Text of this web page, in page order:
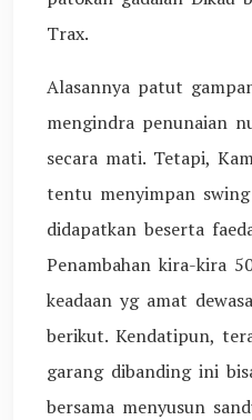
Trax.
Alasannya patut
mengindra penunaian
secara mati. Tetapi,
tentu menyimpan
didapatkan beserta
Penambahan kira-kira
keadaan yg amat
berikut. Kendatipun,
garang dibanding ini
bersama menyusun